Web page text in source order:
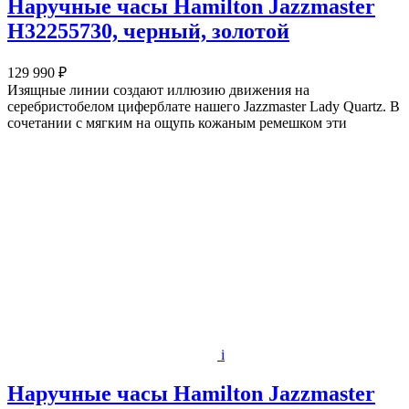
Наручные часы Hamilton Jazzmaster
H32255730, черный, золотой
129 990 ₽
Изящные линии создают иллюзию движения на
серебристобелом циферблате нашего Jazzmaster Lady Quartz. В
сочетании с мягким на ощупь кожаным ремешком эти
i
Наручные часы Hamilton Jazzmaster